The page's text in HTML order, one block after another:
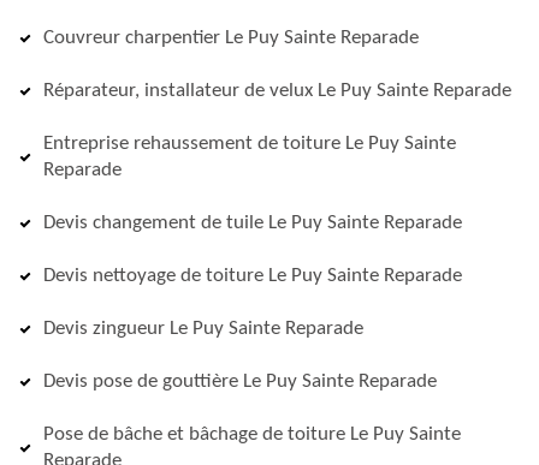
Couvreur charpentier Le Puy Sainte Reparade
Réparateur, installateur de velux Le Puy Sainte Reparade
Entreprise rehaussement de toiture Le Puy Sainte
Reparade
Devis changement de tuile Le Puy Sainte Reparade
Devis nettoyage de toiture Le Puy Sainte Reparade
Devis zingueur Le Puy Sainte Reparade
Devis pose de gouttière Le Puy Sainte Reparade
Pose de bâche et bâchage de toiture Le Puy Sainte
Reparade